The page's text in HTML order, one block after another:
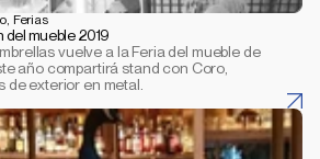
Ferias
del mueble 2019
año compartirá stand con Coro,
de exterior en metal.